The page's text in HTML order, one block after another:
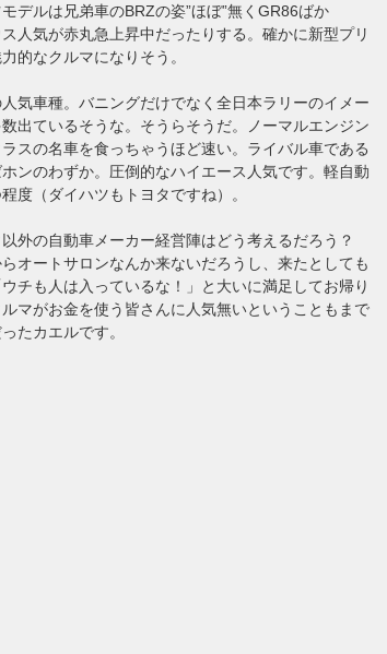
デルは兄弟車のBRZの姿”ほぼ”無くGR86ばか
人気が赤丸急上昇中だったりする。確かに新型プリ
的なクルマになりそう。
気車種。バニングだけでなく全日本ラリーのイメー
出ているそうな。そうらそうだ。ノーマルエンジン
スの名車を食っちゃうほど速い。ライバル車である
ンのわずか。圧倒的なハイエース人気です。軽自動
度（ダイハツもトヨタですね）。
外の自動車メーカー経営陣はどう考えるだろう？
オートサロンなんか来ないだろうし、来たとしても
チも人は入っているな！」と大いに満足してお帰り
マがお金を使う皆さんに人気無いということもまで
たカエルです。